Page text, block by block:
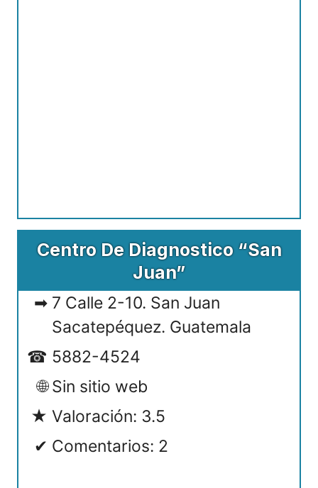
Centro De Diagnostico “San
Juan”
7 Calle 2-10. San Juan
Sacatepéquez. Guatemala
5882-4524
Sin sitio web
Valoración: 3.5
Comentarios: 2